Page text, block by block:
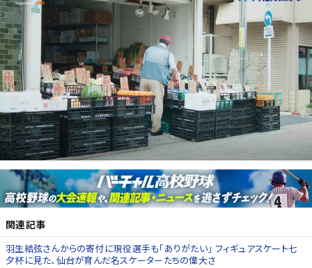
関連記事
羽生結弦さんからの寄付に現役選手も「ありがたい」 フィギュアスケート七
夕杯に見た、仙台が育んだ名スケーターたちの偉大さ